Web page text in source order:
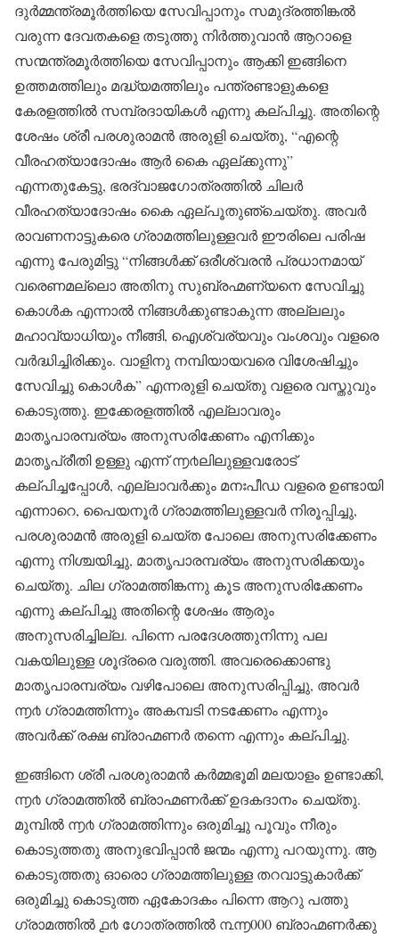
ദുർമ്മന്ത്രമൂർത്തിയെ സേവിപ്പാനും സമുദ്രത്തിങ്കൽ
വരുന്ന ദേവതകളെ തടുത്തു നിർത്തുവാൻ ആറാളെ
സന്മന്ത്രമൂർത്തിയെ സേവിപ്പാനും ആക്കി ഇങ്ങിനെ
ഉത്തമത്തിലും മദ്ധ്യമത്തിലും പന്ത്രണ്ടാളുകളെ
കേരളത്തിൽ സമ്പ്രദായികൾ എന്നു കല്പിച്ചു. അതിന്റെ
ശേഷം ശ്രീ പരശുരാമൻ അരുളി ചെയ്തു, “എന്റെ
വീരഹത്യാദോഷം ആർ കൈ ഏല്ക്കുന്നു”
എന്നതുകേട്ടു, ഭരദ്വാജഗോത്രത്തിൽ ചിലർ
വീരഹത്യാദോഷം കൈ ഏല്പൂതുഞ്ചെയ്തു. അവർ
രാവണനാട്ടുകരെ ഗ്രാമത്തിലുള്ളവർ ഈരിലെ പരിഷ
എന്നു പേരുമിട്ടു “നിങ്ങൾക്ക് ഒരീശ്വരൻ പ്രധാനമായ്
വരെണമല്ലൊ അതിനു സുബ്രഹ്മണ്യനെ സേവിച്ചു
കൊൾക എന്നാൽ നിങ്ങൾക്കുണ്ടാകുന്ന അല്ലലും
മഹാവ്യാധിയും നീങ്ങി, ഐശ്വര്യവും വംശവും വളരെ
വർദ്ധിച്ചിരിക്കും. വാളിനു നമ്പിയായവരെ വിശേഷിച്ചും
സേവിച്ചു കൊൾക” എന്നരുളി ചെയ്തു വളരെ വസ്തുവും
കൊടുത്തു. ഇക്കേരളത്തിൽ എല്ലാവരും
മാതൃപാരമ്പര്യം അനുസരിക്കേണം എനിക്കും
മാതൃപ്രീതി ഉള്ളു എന്ന് ൬൪ലിലുള്ളവരോട്
കല്പിച്ചപ്പോൾ, എല്ലാവർക്കും മനഃപീഡ വളരെ ഉണ്ടായി
എന്നാറെ, പൈയനൂർ ഗ്രാമത്തിലുള്ളവർ നിരൂപ്പിച്ചു,
പരശുരാമൻ അരുളി ചെയ്ത പോലെ അനുസരിക്കേണം
എന്നു നിശ്ചയിച്ചു, മാതൃപാരമ്പര്യം അനുസരിക്കയും
ചെയ്തു. ചില ഗ്രാമത്തിങ്കന്നു കൂട അനുസരിക്കേണം
എന്നു കല്പിച്ചു അതിന്റെ ശേഷം ആരും
അനുസരിച്ചില്ല. പിന്നെ പരദേശത്തുനിന്നു പല
വകയിലുള്ള ശൂദ്രരെ വരുത്തി. അവരെക്കൊണ്ടു
മാതൃപാരമ്പര്യം വഴിപോലെ അനുസരിപ്പിച്ചു, അവർ
൬൪ ഗ്രാമത്തിന്നും അകമ്പടി നടക്കേണം എന്നും
അവർക്ക് രക്ഷ ബ്രാഹ്മണർ തന്നെ എന്നും കല്പിച്ചു.
ഇങ്ങിനെ ശ്രീ പരശുരാമൻ കർമ്മഭൂമി മലയാളം ഉണ്ടാക്കി,
൬൪ ഗ്രാമത്തിൽ ബ്രാഹ്മണർക്ക് ഉദകദാനം ചെയ്തു.
മുമ്പിൽ ൬൪ ഗ്രാമത്തിന്നും ഒരുമിച്ചു പൂവും നീരും
കൊടുത്തതു അനുഭവിപ്പാൻ ജന്മം എന്നു പറയുന്നു. ആ
കൊടുത്തതു ഓരൊ ഗ്രാമത്തിലുള്ള തറവാട്ടുകാർക്ക്
ഒരുമിച്ചു കൊടുത്ത ഏകോദകം പിന്നെ ആറു പത്തു
ഗ്രാമത്തിൽ ൧൪ ഗോത്രത്തിൽ ൩൬000 ബ്രാഹ്മണർക്കു